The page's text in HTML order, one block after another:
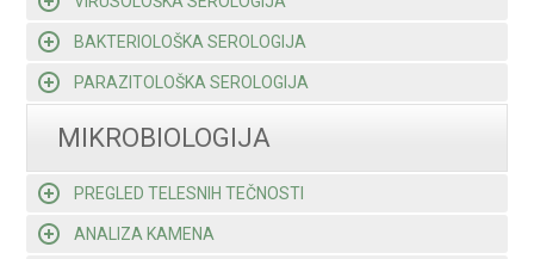
BAKTERIOLOŠKA SEROLOGIJA
PARAZITOLOŠKA SEROLOGIJA
MIKROBIOLOGIJA
PREGLED TELESNIH TEČNOSTI
ANALIZA KAMENA